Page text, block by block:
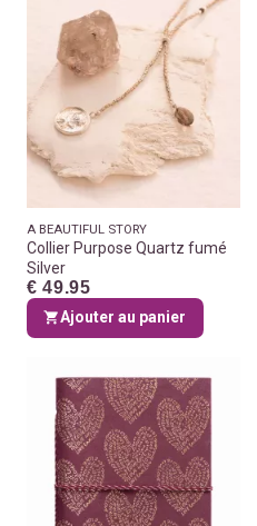
A BEAUTIFUL STORY
Collier Purpose Quartz fumé
Silver
€ 49.95
Ajouter au panier